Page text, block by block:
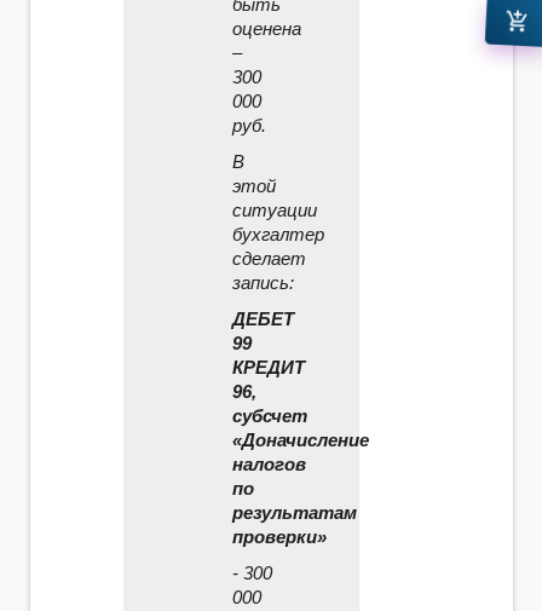
быть
оценена
–
300
000
руб.
В
этой
ситуации
бухгалтер
сделает
запись:
ДЕБЕТ
99
КРЕДИТ
96,
субсчет
«Доначисление
налогов
по
результатам
проверки»
- 300
000
add_shopping_cart